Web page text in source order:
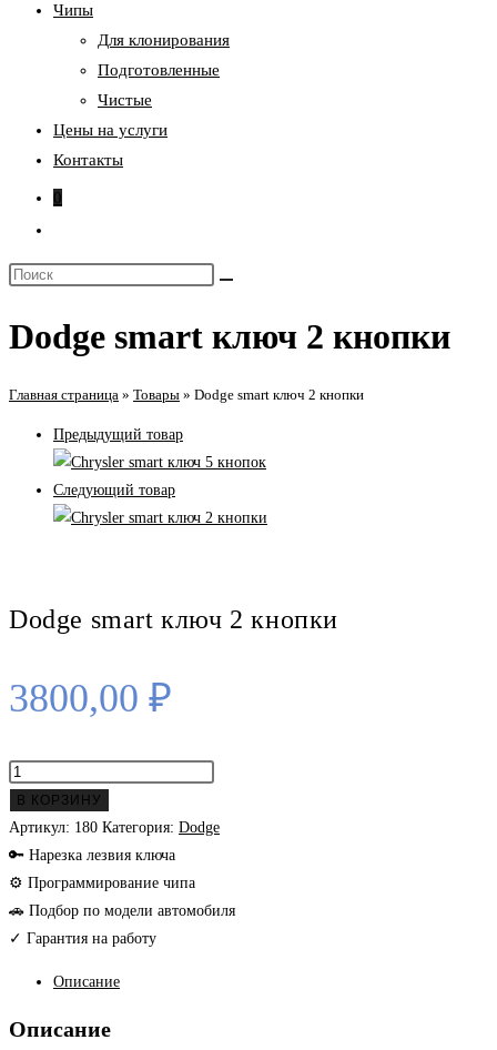
Чипы
Для клонирования
Подготовленные
Чистые
Цены на услуги
Контакты
0
по
сайту
Поиск
сайте
Dodge smart ключ 2 кнопки
Главная страница » Товары » Dodge smart ключ 2 кнопки
Предыдущий товар
Следующий товар
Dodge smart ключ 2 кнопки
3800,00 ₽
Количество
товара
Dodge
smart
ключ
2
кнопки
В КОРЗИНУ
Артикул: 180 Категория: Dodge
🔑 Нарезка лезвия ключа
⚙ Программирование чипа
🚗 Подбор по модели автомобиля
✓ Гарантия на работу
Описание
Описание